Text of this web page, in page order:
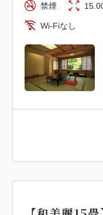
禁煙
Wi-Fiなし